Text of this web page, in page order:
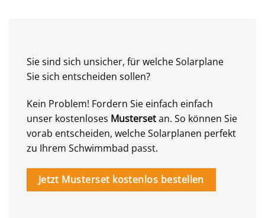
Sie sind sich unsicher, für welche Solarplane
Sie sich entscheiden sollen?
Kein Problem! Fordern Sie einfach einfach
unser kostenloses Mustersetan. So können Sie
vorab entscheiden, welche Solarplanen perfekt
zu Ihrem Schwimmbad passt.
Jetzt Musterset kostenlos bestellen